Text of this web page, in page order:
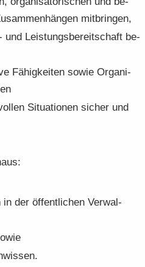
mit­brin­gen,
und Leis­tungs­be­reit­schaft be­
Fä­hig­kei­ten sowie Or­ga­ni­
Si­tua­tio­nen si­cher und
in der öf­fent­li­chen Ver­wal­